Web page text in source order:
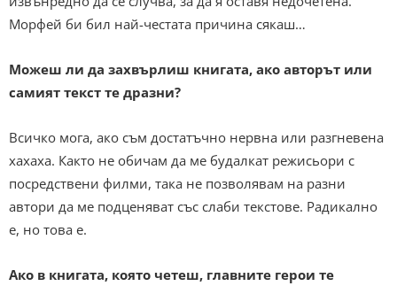
Морфей би бил най-честата причина сякаш…
Можеш ли да захвърлиш книгата, ако авторът или
самият текст те дразни?
Всичко мога, ако съм достатъчно нервна или разгневена
хахаха. Както не обичам да ме будалкат режисьори с
посредствени филми, така не позволявам на разни
автори да ме подценяват със слаби текстове. Радикално
е, но това е.
Ако в книгата, която четеш, главните герои те